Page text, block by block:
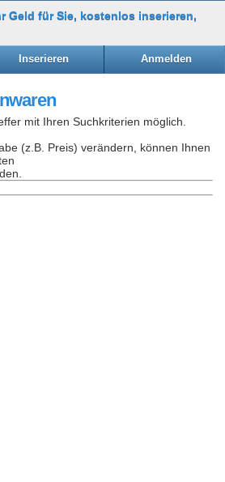
Inserieren Anmelden
mit Ihren Suchkriterien möglich.
(z.B. Preis) verändern, können Ihnen